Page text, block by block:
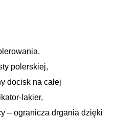
polerskiej,
docisk na całej
lakier,
– ogranicza drgania dzięki